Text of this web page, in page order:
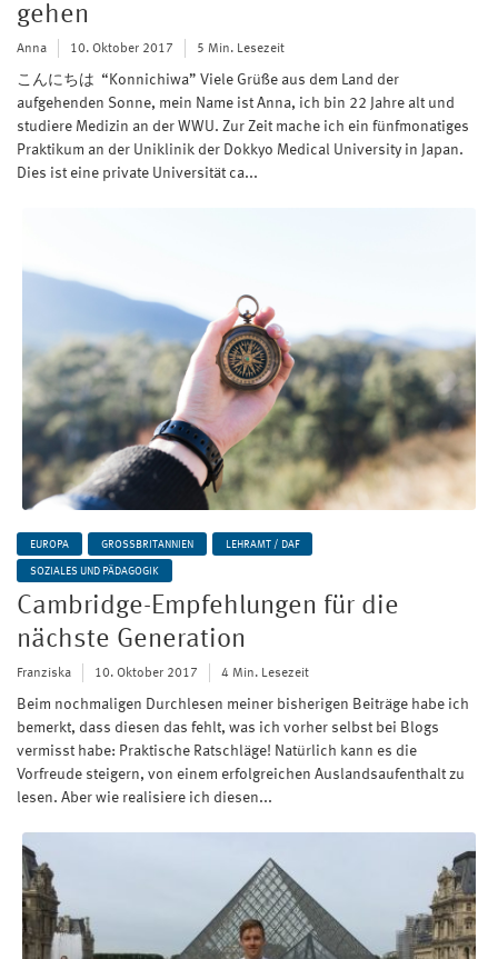
gehen
Anna 10. Oktober 2017 5 Min. Lesezeit
こんにちは “Konnichiwa” Viele Grüße aus dem Land der
aufgehenden Sonne, mein Name ist Anna, ich bin 22 Jahre alt und
studiere Medizin an der WWU. Zur Zeit mache ich ein fünfmonatiges
Praktikum an der Uniklinik der Dokkyo Medical University in Japan.
Dies ist eine private Universität ca...
EUROPA GROSSBRITANNIEN LEHRAMT / DAF
SOZIALES UND PÄDAGOGIK
Cambridge-Empfehlungen für die
nächste Generation
Franziska 10. Oktober 2017 4 Min. Lesezeit
Beim nochmaligen Durchlesen meiner bisherigen Beiträge habe ich
bemerkt, dass diesen das fehlt, was ich vorher selbst bei Blogs
vermisst habe: Praktische Ratschläge! Natürlich kann es die
Vorfreude steigern, von einem erfolgreichen Auslandsaufenthalt zu
lesen. Aber wie realisiere ich diesen...